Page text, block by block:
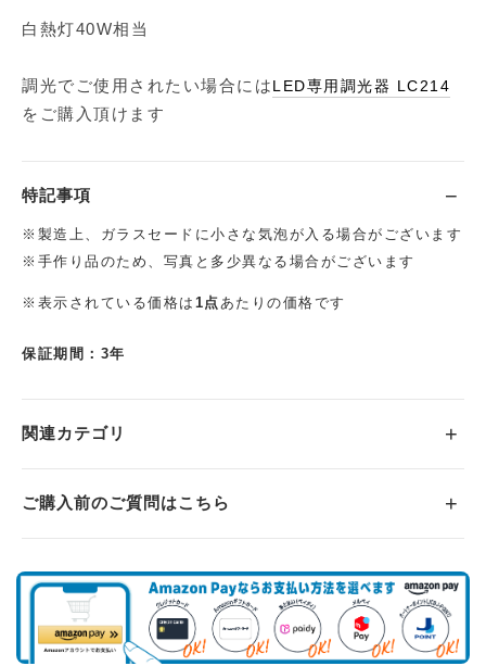
白熱灯40W相当
調光でご使用されたい場合にはLED専用調光器 LC214
をご購入頂けます
特記事項
※製造上、ガラスセードに小さな気泡が入る場合がございます
※手作り品のため、写真と多少異なる場合がございます
※表示されている価格は 1点あたりの価格です
保証期間：3年
関連カテゴリ
ご購入前のご質問はこちら